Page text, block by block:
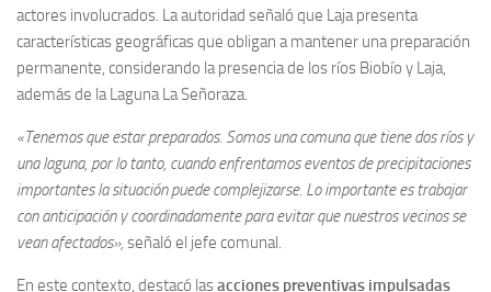
actores involucrados. La autoridad señaló que Laja presenta
características geográficas que obligan a mantener una preparación
permanente, considerando la presencia de los ríos Biobío y Laja,
además de la Laguna La Señoraza.
«Tenemos que estar preparados. Somos una comuna que tiene dos ríos y
una laguna, por lo tanto, cuando enfrentamos eventos de precipitaciones
importantes la situación puede complejizarse. Lo importante es trabajar
con anticipación y coordinadamente para evitar que nuestros vecinos se
vean afectados», señaló el jefe comunal.
En este contexto, destacó lasacciones preventivas impulsadas